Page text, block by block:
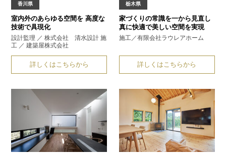
香川県
室内外のあらゆる空間を高度な
技術で具現化
設計監理 ／ 株式会社 清水設計 施
工 ／ 建築屋株式会社
詳しくはこちらから
栃木県
家づくりの常識を一から見直し
真に快適で美しい空間を実現
施工／有限会社ラウレアホーム
詳しくはこちらから